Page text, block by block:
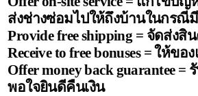
ส่งช่างซ่อมไปให้ถึงบ้านในกรณี
Provide free shipping = จัดส่งสิ
Receive to free bonuses = ให้ขอ
Offer money back guarantee =
พอใจยินดีคืนเงิน